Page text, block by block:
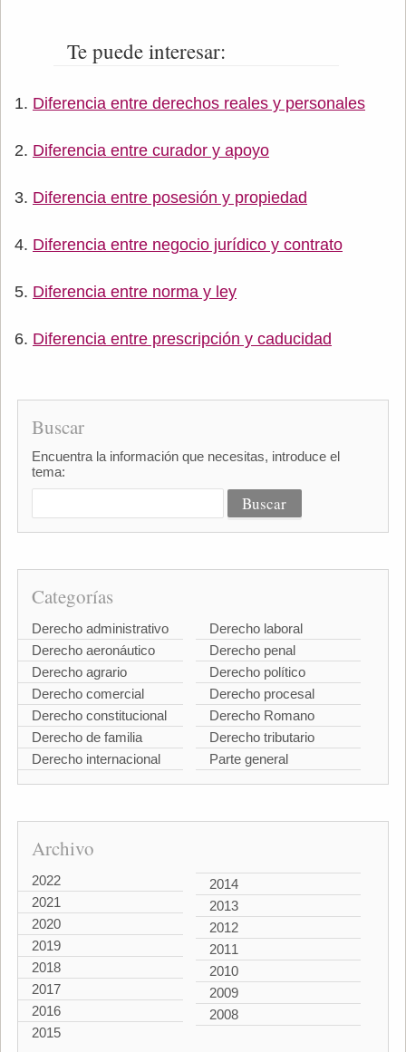
Te puede interesar:
Diferencia entre derechos reales y personales
Diferencia entre curador y apoyo
Diferencia entre posesión y propiedad
Diferencia entre negocio jurídico y contrato
Diferencia entre norma y ley
Diferencia entre prescripción y caducidad
Buscar
Encuentra la información que necesitas, introduce el
tema:
Categorías
Derecho administrativo
Derecho aeronáutico
Derecho agrario
Derecho comercial
Derecho constitucional
Derecho de familia
Derecho internacional
Derecho laboral
Derecho penal
Derecho político
Derecho procesal
Derecho Romano
Derecho tributario
Parte general
Archivo
2022
2021
2020
2019
2018
2017
2016
2015
2014
2013
2012
2011
2010
2009
2008